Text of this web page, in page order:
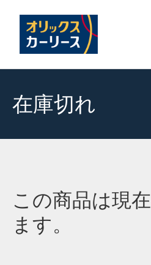
在庫切れ
この商品は現
ます。